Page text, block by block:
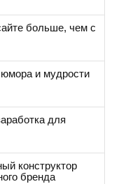
больше, чем с
и мудрости
для
конструктор
бренда